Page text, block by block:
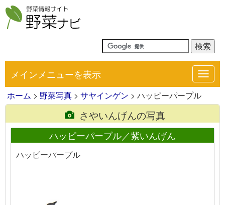
メインメニューを表示
ホーム > 野菜写真 > サヤインゲン > ハッピーパープル
さやいんげんの写真
ハッピーパープル／紫いんげん
ハッピーパープル